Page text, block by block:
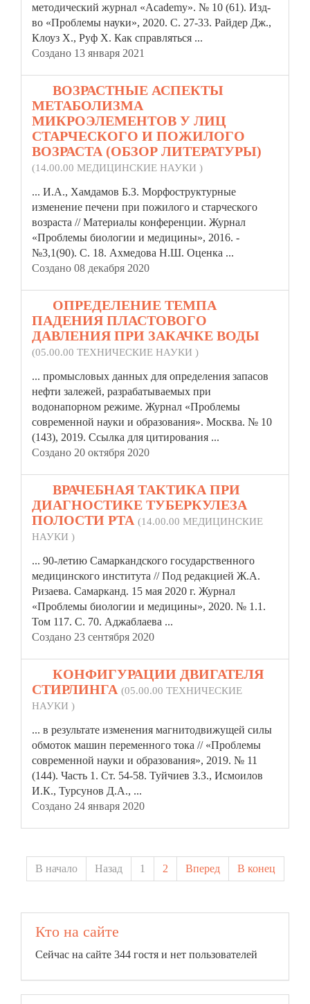
методический журнал «Academy». № 10 (61). Изд-
во «Проблемы науки», 2020. С. 27-33. Райдер Дж.,
Клоуз Х., Руф Х. Как справляться ...
Создано 13 января 2021
ВОЗРАСТНЫЕ АСПЕКТЫ
МЕТАБОЛИЗМА
МИКРОЭЛЕМЕНТОВ У ЛИЦ
СТАРЧЕСКОГО И ПОЖИЛОГО
ВОЗРАСТА (ОБЗОР ЛИТЕРАТУРЫ)
(14.00.00 МЕДИЦИНСКИЕ НАУКИ )
... И.А., Хамдамов Б.З. Морфоструктурные
изменение печени при пожилого и старческого
возраста // Материалы конференции. Журнал
«Проблемы биологии и медицины», 2016. -
№3,1(90). С. 18. Ахмедова Н.Ш. Оценка ...
Создано 08 декабря 2020
ОПРЕДЕЛЕНИЕ ТЕМПА
ПАДЕНИЯ ПЛАСТОВОГО
ДАВЛЕНИЯ ПРИ ЗАКАЧКЕ ВОДЫ
(05.00.00 ТЕХНИЧЕСКИЕ НАУКИ )
... промысловых данных для определения запасов
нефти залежей, разрабатываемых при
водонапорном режиме. Журнал «Проблемы
современной науки и образования». Москва. № 10
(143), 2019. Ссылка для цитирования ...
Создано 20 октября 2020
ВРАЧЕБНАЯ ТАКТИКА ПРИ
ДИАГНОСТИКЕ ТУБЕРКУЛЕЗА
ПОЛОСТИ РТА (14.00.00 МЕДИЦИНСКИЕ
НАУКИ )
... 90-летию Самаркандского государственного
медицинского института // Под редакцией Ж.А.
Ризаева. Самарканд. 15 мая 2020 г. Журнал
«Проблемы биологии и медицины», 2020. № 1.1.
Том 117. С. 70. Аджаблаева ...
Создано 23 сентября 2020
КОНФИГУРАЦИИ ДВИГАТЕЛЯ
СТИРЛИНГА (05.00.00 ТЕХНИЧЕСКИЕ
НАУКИ )
... в результате изменения магнитодвижущей силы
обмоток машин переменного тока // «Проблемы
современной науки и образования», 2019. № 11
(144). Часть 1. Ст. 54-58. Туйчиев З.З., Исмоилов
И.К., Турсунов Д.А., ...
Создано 24 января 2020
В начало Назад 1 2 Вперед В конец
Кто на сайте
Сейчас на сайте 344 гостя и нет пользователей